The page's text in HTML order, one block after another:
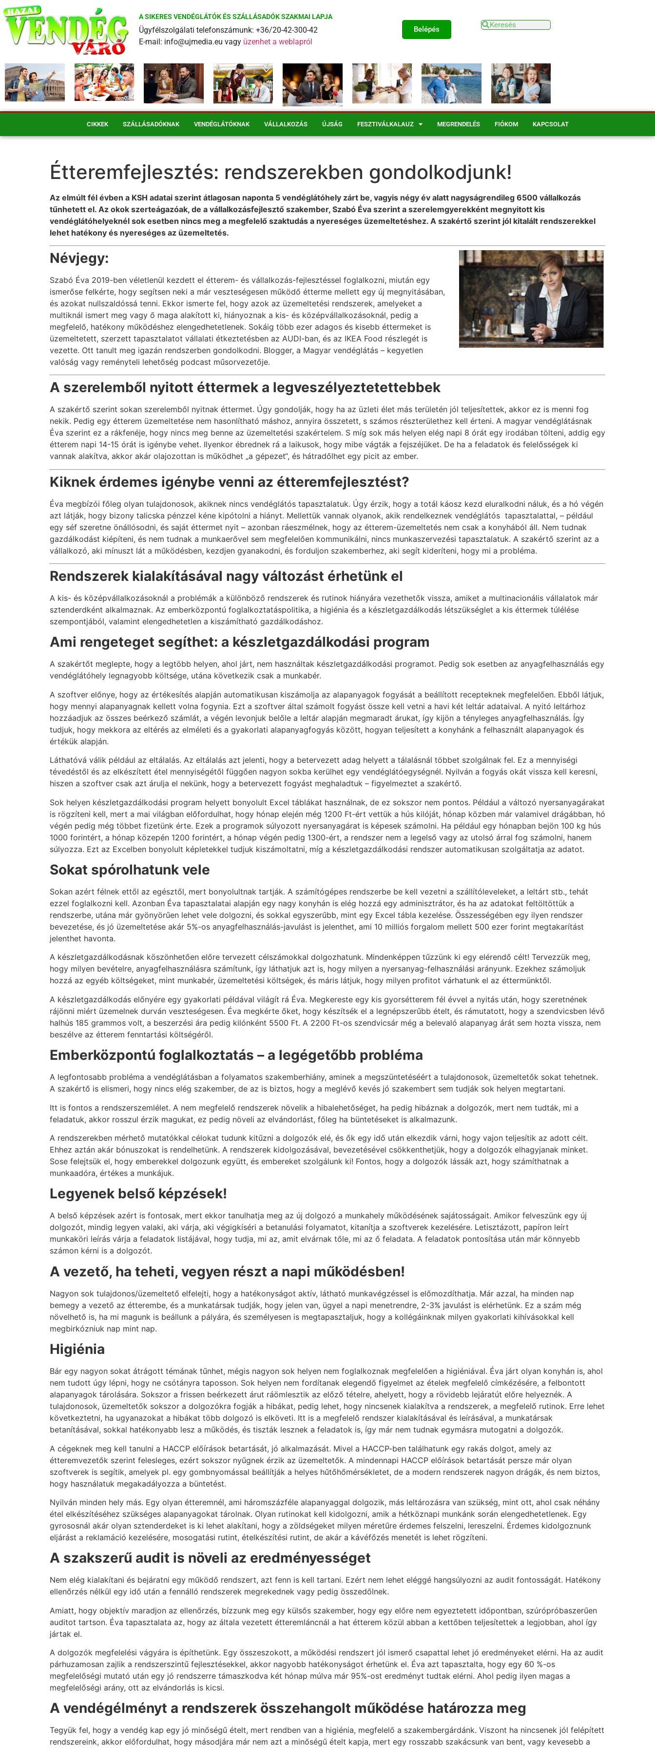
A SIKERES VENDÉGLÁTÓK ÉS SZÁLLÁSADÓK SZAKMAI LAPJA
Ügyfélszolgálati telefonszámunk: +36/20-42-300-42
E-mail: info@ujmedia.eu vagy üzenhet a weblapról
Belépés
CIKKEK SZÁLLÁSADÓKNAK VENDÉGLÁTÓKNAK VÁLLALKOZÁS ÚJSÁG FESZTIVÁLKALAUZ MEGRENDELÉS FIÓKOM KAPCSOLAT
Étteremfejlesztés: rendszerekben gondolkodjunk!
Az elmúlt fél évben a KSH adatai szerint átlagosan naponta 5 vendéglátóhely zárt be, vagyis négy év alatt nagyságrendileg 6500 vállalkozás
tűnhetett el. Az okok szerteágazóak, de a vállalkozásfejlesztő szakember, Szabó Éva szerint a szerelemgyerekként megnyitott kis
vendéglátóhelyeknél sok esetben nincs meg a megfelelő szaktudás a nyereséges üzemeltetéshez. A szakértő szerint jól kitalált rendszerekkel
lehet hatékony és nyereséges az üzemeltetés.
Névjegy:
Szabó Éva 2019-ben véletlenül kezdett el étterem- és vállalkozás-fejlesztéssel foglalkozni, miután egy
ismerőse felkérte, hogy segítsen neki a már veszteségesen működő étterme mellett egy új megnyitásában,
és azokat nullszaldóssá tenni. Ekkor ismerte fel, hogy azok az üzemeltetési rendszerek, amelyeket a
multiknál ismert meg vagy ő maga alakított ki, hiányoznak a kis- és középvállalkozásoknál, pedig a
megfelelő, hatékony működéshez elengedhetetlenek. Sokáig több ezer adagos és kisebb éttermeket is
üzemeltetett, szerzett tapasztalatot vállalati étkeztetésben az AUDI-ban, és az IKEA Food részlegét is
vezette. Ott tanult meg igazán rendszerben gondolkodni. Blogger, a Magyar vendéglátás – kegyetlen
valóság vagy reményteli lehetőség podcast műsorvezetője.
A szerelemből nyitott éttermek a legveszélyeztetettebbek
A szakértő szerint sokan szerelemből nyitnak éttermet. Úgy gondolják, hogy ha az üzleti élet más területén jól teljesítettek, akkor ez is menni fog
nekik. Pedig egy étterem üzemeltetése nem hasonlítható máshoz, annyira összetett, s számos részterülethez kell érteni. A magyar vendéglátásnak
Éva szerint ez a rákfenéje, hogy nincs meg benne az üzemeltetési szakértelem. S míg sok más helyen elég napi 8 órát egy irodában tölteni, addig egy
étterem napi 14-15 órát is igénybe vehet. Ilyenkor ébrednek rá a laikusok, hogy mibe vágták a fejszéjüket. De ha a feladatok és felelősségek ki
vannak alakítva, akkor akár olajozottan is működhet „a gépezet“, és hátradőlhet egy picit az ember.
Kiknek érdemes igénybe venni az étteremfejlesztést?
Éva megbízói főleg olyan tulajdonosok, akiknek nincs vendéglátós tapasztalatuk. Úgy érzik, hogy a totál káosz kezd eluralkodni náluk, és a hó végén
azt látják, hogy bizony talicska pénzzel kéne kipótolni a hiányt. Mellettük vannak olyanok, akik rendelkeznek vendéglátós tapasztalattal, – például
egy séf szeretne önállósodni, és saját éttermet nyit – azonban ráeszmélnek, hogy az étterem-üzemeltetés nem csak a konyhából áll. Nem tudnak
gazdálkodást kiépíteni, és nem tudnak a munkaerővel sem megfelelően kommunikálni, nincs munkaszervezési tapasztalatuk. A szakértő szerint az a
vállalkozó, aki mínuszt lát a működésben, kezdjen gyanakodni, és forduljon szakemberhez, aki segít kideríteni, hogy mi a probléma.
Rendszerek kialakításával nagy változást érhetünk el
A kis- és középvállalkozásoknál a problémák a különböző rendszerek és rutinok hiányára vezethetők vissza, amiket a multinacionális vállalatok már
sztenderdként alkalmaznak. Az emberközpontú foglalkoztatáspolitika, a higiénia és a készletgazdálkodás létszükséglet a kis éttermek túlélése
szempontjából, valamint elengedhetetlen a kiszámítható gazdálkodáshoz.
Ami rengeteget segíthet: a készletgazdálkodási program
A szakértőt meglepte, hogy a legtöbb helyen, ahol járt, nem használtak készletgazdálkodási programot. Pedig sok esetben az anyagfelhasználás egy
vendéglátóhely legnagyobb költsége, utána következik csak a munkabér.
A szoftver előnye, hogy az értékesítés alapján automatikusan kiszámolja az alapanyagok fogyását a beállított recepteknek megfelelően. Ebből látjuk,
hogy mennyi alapanyagnak kellett volna fogynia. Ezt a szoftver által számolt fogyást össze kell vetni a havi két leltár adataival. A nyitó leltárhoz
hozzáadjuk az összes beérkező számlát, a végén levonjuk belőle a leltár alapján megmaradt árukat, így kijön a tényleges anyagfelhasználás. Így
tudjuk, hogy mekkora az eltérés az elméleti és a gyakorlati alapanyagfogyás között, hogyan teljesített a konyhánk a felhasznált alapanyagok és
értékük alapján.
Láthatóvá válik például az eltálalás. Az eltálalás azt jelenti, hogy a betervezett adag helyett a tálalásnál többet szolgálnak fel. Ez a mennyiségi
tévedéstől és az elkészített étel mennyiségétől függően nagyon sokba kerülhet egy vendéglátóegységnél. Nyilván a fogyás okát vissza kell keresni,
hiszen a szoftver csak azt árulja el nekünk, hogy a betervezett fogyást meghaladtuk – figyelmeztet a szakértő.
Sok helyen készletgazdálkodási program helyett bonyolult Excel táblákat használnak, de ez sokszor nem pontos. Például a változó nyersanyagárakat
is rögzíteni kell, mert a mai világban előfordulhat, hogy hónap elején még 1200 Ft-ért vettük a hús kilóját, hónap közben már valamivel drágábban, hó
végén pedig még többet fizetünk érte. Ezek a programok súlyozott nyersanyagárat is képesek számolni. Ha például egy hónapban bejön 100 kg hús
1000 forintért, a hónap közepén 1200 forintért, a hónap végén pedig 1300-ért, a rendszer nem a legelső vagy az utolsó árral fog számolni, hanem
súlyozza. Ezt az Excelben bonyolult képletekkel tudjuk kiszámoltatni, míg a készletgazdálkodási rendszer automatikusan szolgáltatja az adatot.
Sokat spórolhatunk vele
Sokan azért félnek ettől az egésztől, mert bonyolultnak tartják. A számítógépes rendszerbe be kell vezetni a szállítóleveleket, a leltárt stb., tehát
ezzel foglalkozni kell. Azonban Éva tapasztalatai alapján egy nagy konyhán is elég hozzá egy adminisztrátor, és ha az adatokat feltöltöttük a
rendszerbe, utána már gyönyörűen lehet vele dolgozni, és sokkal egyszerűbb, mint egy Excel tábla kezelése. Összességében egy ilyen rendszer
bevezetése, és jó üzemeltetése akár 5%-os anyagfelhasználás-javulást is jelenthet, ami 10 milliós forgalom mellett 500 ezer forint megtakarítást
jelenthet havonta.
A készletgazdálkodásnak köszönhetően előre tervezett célszámokkal dolgozhatunk. Mindenképpen tűzzünk ki egy elérendő célt! Tervezzük meg,
hogy milyen bevételre, anyagfelhasználásra számítunk, így láthatjuk azt is, hogy milyen a nyersanyag-felhasználási arányunk. Ezekhez számoljuk
hozzá az egyéb költségeket, mint munkabér, üzemeltetési költségek, és máris látjuk, hogy milyen profitot várhatunk el az éttermünktől.
A készletgazdálkodás előnyére egy gyakorlati példával világít rá Éva. Megkereste egy kis gyorsétterem fél évvel a nyitás után, hogy szeretnének
rájönni miért üzemelnek durván veszteségesen. Éva megkérte őket, hogy készítsék el a legnépszerűbb ételt, és rámutatott, hogy a szendvicsben lévő
halhús 185 grammos volt, a beszerzési ára pedig kilónként 5500 Ft. A 2200 Ft-os szendvicsár még a belevaló alapanyag árát sem hozta vissza, nem
beszélve az étterem fenntartási költségéről.
Emberközpontú foglalkoztatás – a legégetőbb probléma
A legfontosabb probléma a vendéglátásban a folyamatos szakemberhiány, aminek a megszüntetéséért a tulajdonosok, üzemeltetők sokat tehetnek.
A szakértő is elismeri, hogy nincs elég szakember, de az is biztos, hogy a meglévő kevés jó szakembert sem tudják sok helyen megtartani.
Itt is fontos a rendszerszemlélet. A nem megfelelő rendszerek növelik a hibalehetőséget, ha pedig hibáznak a dolgozók, mert nem tudták, mi a
feladatuk, akkor rosszul érzik magukat, ez pedig növeli az elvándorlást, főleg ha büntetéseket is alkalmazunk.
A rendszerekben mérhető mutatókkal célokat tudunk kitűzni a dolgozók elé, és ők egy idő után elkezdik várni, hogy vajon teljesítik az adott célt.
Ehhez aztán akár bónuszokat is rendelhetünk. A rendszerek kidolgozásával, bevezetésével csökkenthetjük, hogy a dolgozók elhagyjanak minket.
Sose felejtsük el, hogy emberekkel dolgozunk együtt, és embereket szolgálunk ki! Fontos, hogy a dolgozók lássák azt, hogy számíthatnak a
munkaadóra, értékes a munkájuk.
Legyenek belső képzések!
A belső képzések azért is fontosak, mert ekkor tanulhatja meg az új dolgozó a munkahely működésének sajátosságait. Amikor felveszünk egy új
dolgozót, mindig legyen valaki, aki várja, aki végigkíséri a betanulási folyamatot, kitanítja a szoftverek kezelésére. Letisztázott, papíron leírt
munkaköri leírás várja a feladatok listájával, hogy tudja, mi az, amit elvárnak tőle, mi az ő feladata. A feladatok pontosítása után már könnyebb
számon kérni is a dolgozót.
A vezető, ha teheti, vegyen részt a napi működésben!
Nagyon sok tulajdonos/üzemeltető elfelejti, hogy a hatékonyságot aktív, látható munkavégzéssel is előmozdíthatja. Már azzal, ha minden nap
bemegy a vezető az étterembe, és a munkatársak tudják, hogy jelen van, ügyel a napi menetrendre, 2-3% javulást is elérhetünk. Ez a szám még
növelhető is, ha mi magunk is beállunk a pályára, és személyesen is megtapasztaljuk, hogy a kollégáinknak milyen gyakorlati kihívásokkal kell
megbirkózniuk nap mint nap.
Higiénia
Bár egy nagyon sokat átrágott témának tűnhet, mégis nagyon sok helyen nem foglalkoznak megfelelően a higiéniával. Éva járt olyan konyhán is, ahol
nem tudott úgy lépni, hogy ne csótányra taposson. Sok helyen nem fordítanak elegendő figyelmet az ételek megfelelő címkézésére, a felbontott
alapanyagok tárolására. Sokszor a frissen beérkezett árut ráömlesztik az előző tételre, ahelyett, hogy a rövidebb lejáratút előre helyeznék. A
tulajdonosok, üzemeltetők sokszor a dolgozókra fogják a hibákat, pedig lehet, hogy nincsenek kialakítva a rendszerek, a megfelelő rutinok. Erre lehet
következtetni, ha ugyanazokat a hibákat több dolgozó is elköveti. Itt is a megfelelő rendszer kialakításával és leírásával, a munkatársak
betanításával, sokkal hatékonyabb lesz a működés, és tiszták lesznek a feladatok is, így már nem tudnak egymásra mutogatni a dolgozók.
A cégeknek meg kell tanulni a HACCP előírások betartását, jó alkalmazását. Mivel a HACCP-ben találhatunk egy rakás dolgot, amely az
étteremvezetők szerint felesleges, ezért sokszor nyűgnek érzik az üzemeltetők. A mindennapi HACCP előírások betartását persze már olyan
szoftverek is segítik, amelyek pl. egy gombnyomással beállítják a helyes hűtőhőmérsékletet, de a modern rendszerek nagyon drágák, és nem biztos,
hogy használatuk megakadályozza a büntetést.
Nyilván minden hely más. Egy olyan étteremnél, ami háromszázféle alapanyaggal dolgozik, más leltározásra van szükség, mint ott, ahol csak néhány
étel elkészítéséhez szükséges alapanyagokat tárolnak. Olyan rutinokat kell kidolgozni, amik a hétköznapi munkánk során elengedhetetlenek. Egy
gyrososnál akár olyan sztenderdeket is ki lehet alakítani, hogy a zöldségeket milyen méretűre érdemes felszelni, lereszelni. Érdemes kidolgoznunk
eljárást a reklamáció kezelésére, mosogatási rutint, ételkészítési rutint, de akár a kávéfőzés menetét is lehet rögzíteni.
A szakszerű audit is növeli az eredményességet
Nem elég kialakítani és bejáratni egy működő rendszert, azt fenn is kell tartani. Ezért nem lehet eléggé hangsúlyozni az audit fontosságát. Hatékony
ellenőrzés nélkül egy idő után a fennálló rendszerek megrekednek vagy pedig összedőlnek.
Amiatt, hogy objektív maradjon az ellenőrzés, bízzunk meg egy külsős szakember, hogy egy előre nem egyeztetett időpontban, szúrópróbaszerűen
auditot tartson. Éva tapasztalata az, hogy az általa vezetett étteremláncnál a hat étterem közül abban a kettőben teljesítettek a legjobban, ahol így
jártak el.
A dolgozók megfelelési vágyára is építhetünk. Egy összeszokott, a működési rendszert jól ismerő csapattal lehet jó eredményeket elérni. Ha az audit
párhuzamosan zajlik a rendszerszintű fejlesztésekkel, akkor nagyobb hatékonyságot érhetünk el. Éva azt tapasztalta, hogy egy 60 %-os
megfelelőségi mutató után egy jó rendszerre támaszkodva két hónap múlva már 95%-ost eredményt tudtak elérni. Ahol pedig ilyen magas a
megfelelőségi arány, ott az elvándorlás is kicsi.
A vendégélményt a rendszerek összehangolt működése határozza meg
Tegyük fel, hogy a vendég kap egy jó minőségű ételt, mert rendben van a higiénia, megfelelő a szakembergárdánk. Viszont ha nincsenek jól felépített
rendszereink, akkor előfordulhat, hogy másodjára már nem azt a minőségű ételt kapja, mert egy rosszabb szakácsunk van bent, vagy kevesebb a